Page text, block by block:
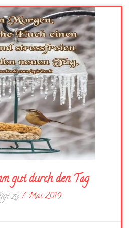
gut durch den Tag
zu7. Mai 2019